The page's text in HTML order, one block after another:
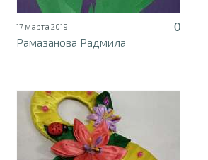
17 марта 2019
0
Рамазанова Радмила